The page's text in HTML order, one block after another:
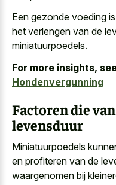
Een gezonde voeding
het verlengen van de
miniatuurpoedels.
For more insights,
Hondenvergunning
Factoren die
levensduur
Miniatuurpoedels
en profiteren van de
waargenomen bij